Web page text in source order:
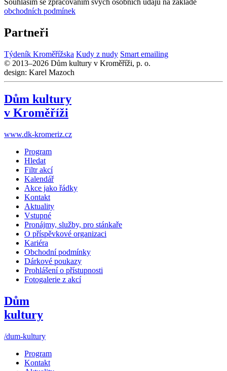
Souhlasím se zpracováním svých osobních údajů na základě
obchodních podmínek
Partneři
Týdeník Kroměřížska Kudy z nudy Smart emailing
© 2013–2026 Dům kultury v Kroměříži, p. o.
design: Karel Mazoch
Dům kultury
v Kroměříži
www.dk-kromeriz.cz
Program
Hledat
Filtr akcí
Kalendář
Akce jako řádky
Kontakt
Aktuality
Vstupné
Pronájmy, služby, pro stánkaře
O příspěvkové organizaci
Kariéra
Obchodní podmínky
Dárkové poukazy
Prohlášení o přístupnosti
Fotogalerie z akcí
Dům
kultury
/dum-kultury
Program
Kontakt